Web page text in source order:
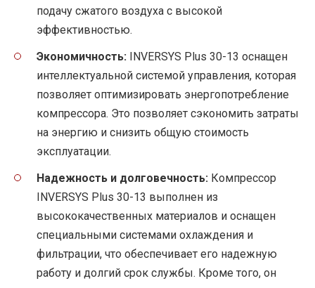
подачу сжатого воздуха с высокой
эффективностью.
Экономичность: INVERSYS Plus 30-13 оснащен
интеллектуальной системой управления, которая
позволяет оптимизировать энергопотребление
компрессора. Это позволяет сэкономить затраты
на энергию и снизить общую стоимость
эксплуатации.
Надежность и долговечность: Компрессор
INVERSYS Plus 30-13 выполнен из
высококачественных материалов и оснащен
специальными системами охлаждения и
фильтрации, что обеспечивает его надежную
работу и долгий срок службы. Кроме того, он